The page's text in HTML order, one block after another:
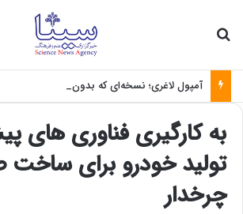
آمپول لاغری؛ نسخه‌ای که بدون تغذیه خطرناک
به کارگیری فناوری های
تولید خودرو برای ساخت
چرخدار